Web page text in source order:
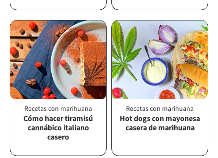
Recetas con marihuana
Cómo hacer tiramisú
cannábico italiano
casero
Recetas con marihuana
Hot dogs con mayonesa
casera de marihuana